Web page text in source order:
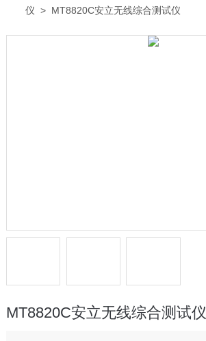
仪 > MT8820C安立无线综合测试仪
MT8820C安立无线综合测试仪